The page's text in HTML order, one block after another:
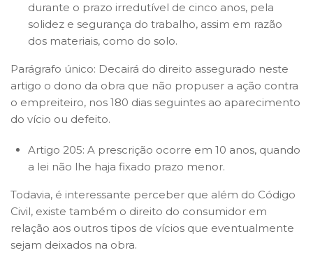
durante o prazo irredutível de cinco anos, pela
solidez e segurança do trabalho, assim em razão
dos materiais, como do solo.
Parágrafo único: Decairá do direito assegurado neste
artigo o dono da obra que não propuser a ação contra
o empreiteiro, nos 180 dias seguintes ao aparecimento
do vício ou defeito.
Artigo 205: A prescrição ocorre em 10 anos, quando
a lei não lhe haja fixado prazo menor.
Todavia, é interessante perceber que além do Código
Civil, existe também o direito do consumidor em
relação aos outros tipos de vícios que eventualmente
sejam deixados na obra.